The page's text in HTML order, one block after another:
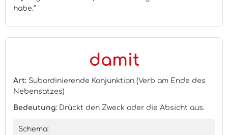
habe.“
damit
Art: Subordinierende Konjunktion (Verb am Ende des
Nebensatzes)
Bedeutung: Drückt den Zweck oder die Absicht aus.
Schema: